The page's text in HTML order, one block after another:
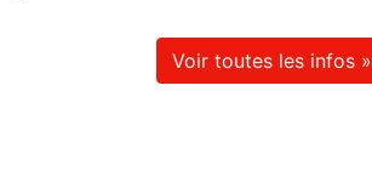
Voir toutes les infos »